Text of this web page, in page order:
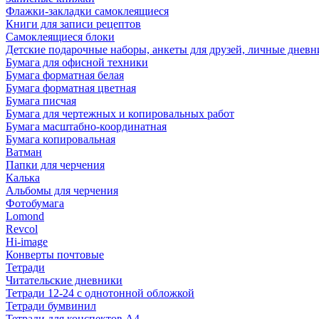
Флажки-закладки самоклеящиеся
Книги для записи рецептов
Самоклеящиеся блоки
Детские подарочные наборы, анкеты для друзей, личные
Бумага для офисной техники
Бумага форматная белая
Бумага форматная цветная
Бумага писчая
Бумага для чертежных и копировальных работ
Бумага масштабно-координатная
Бумага копировальная
Ватман
Папки для черчения
Калька
Альбомы для черчения
Фотобумага
Lomond
Revcol
Hi-image
Конверты почтовые
Тетради
Читательские дневники
Тетради 12-24 с однотонной обложкой
Тетради бумвинил